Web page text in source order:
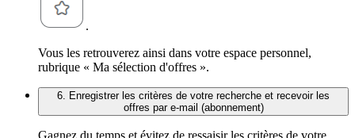
.
Vous les retrouverez ainsi dans votre espace personnel,
rubrique « Ma sélection d'offres ».
6. Enregistrer les critères de votre recherche et recevoir les
offres par e-mail (abonnement)
Gagnez du temps et évitez de ressaisir les critères de votre